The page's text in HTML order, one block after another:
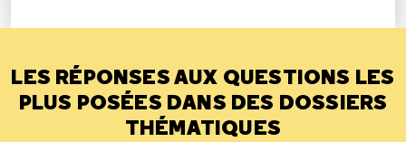
LES RÉPONSES AUX QUESTIONS LES
PLUS POSÉES DANS DES DOSSIERS
THÉMATIQUES